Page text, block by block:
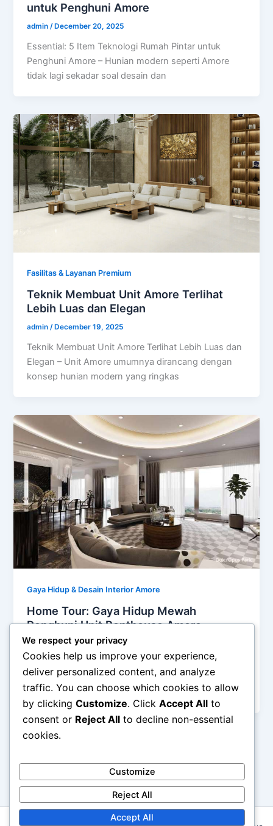
untuk Penghuni Amore
admin/ December 20, 2025
Essential: 5 Item Teknologi Rumah Pintar untuk
Penghuni Amore – Hunian modern seperti Amore
tidak lagi sekadar soal desain dan
Fasilitas & Layanan Premium
Teknik Membuat Unit Amore Terlihat
Lebih Luas dan Elegan
admin/ December 19, 2025
Teknik Membuat Unit Amore Terlihat Lebih Luas dan
Elegan – Unit Amore umumnya dirancang dengan
konsep hunian modern yang ringkas
Gaya Hidup & Desain Interior Amore
Home Tour: Gaya Hidup Mewah
Penghuni Unit Penthouse Amore
admin/December 18, 2025
Home Tour: Gaya Hidup Mewah Penghuni Unit
Penthouse Amore – Hunian bukan sekadar tempat
beristirahat, tetapi juga representasi gaya hidup
We respect your privacy
Cookies help us improve your experience,
deliver personalized content, and analyze
traffic. You can choose which cookies to allow
by clicking Customize. Click Accept All to
consent or Reject All to decline non-essential
cookies.
Customize
Reject All
Accept All